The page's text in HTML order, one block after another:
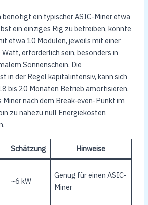
benötigt ein typischer ASIC-Miner etwa
ein einziges Rig zu betreiben, könnte
etwa 10 Modulen, jeweils mit einer
erforderlich sein, besonders in
Sonnenschein. Die
in der Regel kapitalintensiv, kann sich
bis 20 Monaten Betrieb amortisieren.
Miner nach dem Break-even-Punkt im
zu nahezu null Energiekosten
Schätzung Hinweise
~6 kW
Genug für einen ASIC-
Miner